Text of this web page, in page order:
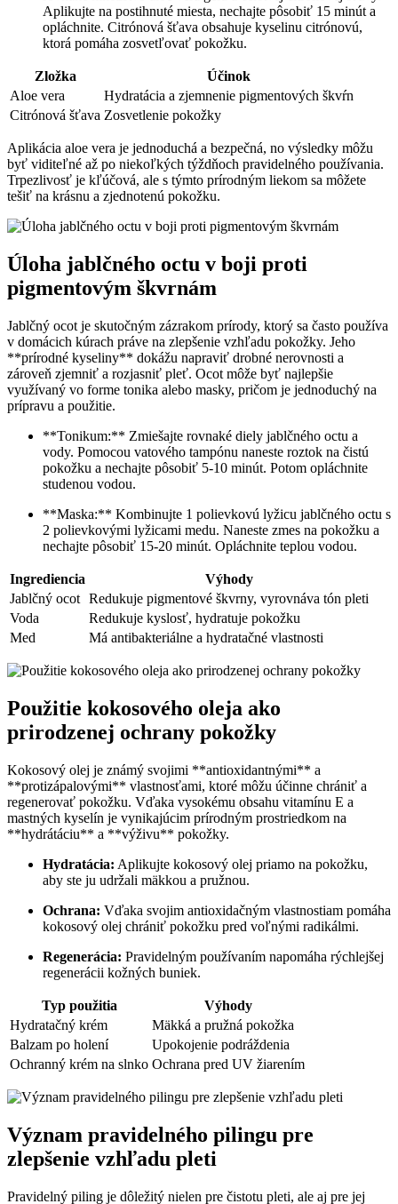
Aplikujte‍ na postihnuté ⁤miesta, ⁣nechajte‍ pôsobiť 15 ⁣minút a
opláchnite.‌ Citrónová šťava obsahuje ⁤kyselinu‌ citrónovú,
ktorá pomáha zosvetľovať pokožku.
Zložka
Účinok
Aloe vera
Hydratácia‍ a zjemnenie‌ pigmentových škvŕn
Citrónová šťava Zosvetlenie ⁢pokožky
Aplikácia ‌aloe vera je jednoduchá ⁤a ‌bezpečná, no výsledky môžu‌
byť viditeľné⁤ až po niekoľkých​ týždňoch‌ pravidelného‍ používania. ​
Trpezlivosť‌ je kľúčová, ale s týmto prírodným liekom ⁢sa môžete
tešiť na krásnu a zjednotenú pokožku.
Úloha jablčného octu v boji proti
‌pigmentovým škvrnám
Jablčný ocot je skutočným zázrakom prírody, ktorý sa často používa
v⁢ domácich ​kúrach práve na zlepšenie vzhľadu pokožky. ‍Jeho
**prírodné kyseliny** dokážu napraviť drobné nerovnosti a‌
zároveň zjemniť a ⁣rozjasniť pleť. Ocot môže byť najlepšie
využívaný vo forme tonika alebo ‍masky, pričom je jednoduchý ‌na
prípravu a použitie.
**Tonikum:** Zmiešajte rovnaké diely jablčného octu⁣ a
vody.⁤ Pomocou vatového tampónu⁤ naneste roztok na čistú
pokožku a ⁣nechajte ‍pôsobiť 5-10 minút. ⁢Potom opláchnite
studenou vodou.
**Maska:** Kombinujte 1 polievkovú lyžicu jablčného⁣ octu s
2 polievkovými lyžicami medu.⁢ Naneste zmes ⁣na pokožku⁢ a
‌nechajte pôsobiť⁣ 15-20⁤ minút. Opláchnite⁤ teplou ‍vodou.
Ingrediencia
Výhody
Jablčný ocot Redukuje⁣ pigmentové škvrny, ⁢vyrovnáva tón pleti
Voda
Redukuje kyslosť, hydratuje ⁣pokožku
Med
Má⁣ antibakteriálne a hydratačné vlastnosti
Použitie kokosového oleja ako
prirodzenej ochrany pokožky
Kokosový ⁢olej je známý svojimi **antioxidantnými** a
**protizápalovými**​ vlastnosťami, ktoré​ môžu ‍účinne ‍chrániť a
regenerovať‌ pokožku. Vďaka vysokému obsahu ​vitamínu E a
mastných kyselín je vynikajúcim prírodným prostriedkom na⁣
**hydrátáciu** a **výživu** pokožky.
Hydratácia: Aplikujte kokosový olej priamo na pokožku,
aby ste ju udržali mäkkou ​a⁢ pružnou.
Ochrana: Vďaka svojim antioxidačným​ vlastnostiam pomáha
kokosový olej chrániť pokožku pred voľnými radikálmi.
Regenerácia: Pravidelným používaním napomáha rýchlejšej
⁢regenerácii‌ kožných ‍buniek.
Typ použitia
Výhody
Hydratačný ⁣krém
Mäkká⁢ a pružná pokožka
Balzam​ po holení
Upokojenie podráždenia
Ochranný krém na slnko Ochrana pred UV žiarením
Význam pravidelného pilingu pre
⁤zlepšenie vzhľadu pleti
Pravidelný piling je dôležitý nielen⁣ pre čistotu ⁤pleti, ale aj pre jej‍